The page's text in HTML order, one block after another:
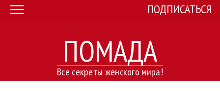
ПОМАДА
Все секреты женского мира!
ПОДПИСАТЬСЯ